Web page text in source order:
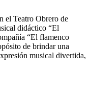
el Teatro Obrero de
didáctico “El
“El flamenco
de brindar una
musical divertida,